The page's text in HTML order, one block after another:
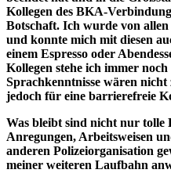
Kollegen des BKA-
Botschaft. Ich wurde von
und konnte mich mit diesen
einem Espresso oder
Kollegen stehe ich immer
Sprachkenntnisse wären nicht
jedoch für eine barrierefreie
Was bleibt sind nicht nur tolle
Anregungen, Arbeitsweisen
anderen Polizeiorganisation
meiner weiteren Laufbahn